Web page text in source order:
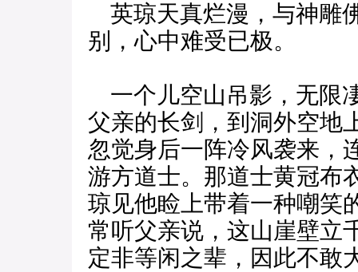
英琼天真烂漫，与神雕
别，心中难受已极。
一个儿空山吊影，无限
父亲的长剑，到洞外空地
忽觉身后一阵冷风袭来，
游方道士。那道士黄冠布
琼见他睑上带着一种嘲笑
常听父亲说，这山崖壁立
定非等闲之辈，因此不敢